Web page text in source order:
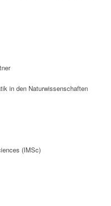
in den Naturwissenschaften
(IMSc)